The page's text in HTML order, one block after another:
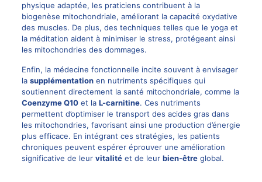
physique adaptée, les praticiens contribuent à la
biogenèse mitochondriale, améliorant la capacité oxydative
des muscles. De plus, des techniques telles que le yoga et
la méditation aident à minimiser le stress, protégeant ainsi
les mitochondries des dommages.
Enfin, la médecine fonctionnelle incite souvent à envisager
la supplémentationen nutriments spécifiques qui
soutiennent directement la santé mitochondriale, comme la
Coenzyme Q10et la L-carnitine. Ces nutriments
permettent d’optimiser le transport des acides gras dans
les mitochondries, favorisant ainsi une production d’énergie
plus efficace. En intégrant ces stratégies, les patients
chroniques peuvent espérer éprouver une amélioration
significative de leur vitalitéet de leur bien-êtreglobal.